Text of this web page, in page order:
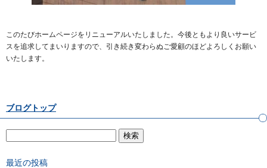
このたびホームページをリニューアルいたしました。今後ともより良いサービ
スを追求してまいりますので、引き続き変わらぬご愛顧のほどよろしくお願い
いたします。
ブログトップ
最近の投稿